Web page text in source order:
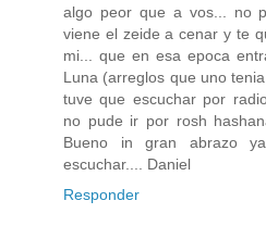
algo peor que a vos... no
viene el zeide a cenar y te
mi... que en esa epoca
Luna (arreglos que uno
tuve que escuchar por
no pude ir por rosh
Bueno in gran abrazo
escuchar.... Daniel
Responder